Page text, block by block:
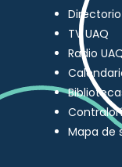
Directorio
TV UAQ
Radio
Mapa de